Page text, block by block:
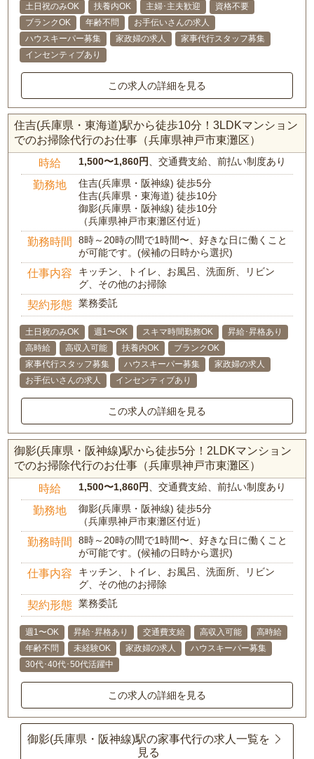
土日祝のみOK 扶養内OK 主婦･主夫歓迎
資格不要
ブランクOK
年齢不問
お手伝いさんの求人
ハウスキーパー募集
家政婦の求人
家事代行スタッフ募集
インセンティブあり
この求人の詳細を見る
住吉(兵庫県・東海道)駅から徒歩10分！3LDKマンション
でのお掃除代行のお仕事（兵庫県神戸市東灘区）
時給 1,500〜1,860円、交通費支給、前払い制度あり
勤務地
住吉(兵庫県・阪神線) 徒歩5分
住吉(兵庫県・東海道) 徒歩10分
御影(兵庫県・阪神線) 徒歩10分
（兵庫県神戸市東灘区付近）
勤務時間
8時～20時の間で1時間〜、好きな日に働くこと
が可能です。(候補の日時から選択)
仕事内容
キッチン、トイレ、お風呂、洗面所、リビン
グ、その他のお掃除
契約形態 業務委託
土日祝のみOK 週1〜OK スキマ時間勤務OK
昇給･昇格あり
高時給
高収入可能 扶養内OK
ブランクOK
家事代行スタッフ募集
ハウスキーパー募集
家政婦の求人
お手伝いさんの求人
インセンティブあり
この求人の詳細を見る
御影(兵庫県・阪神線)駅から徒歩5分！2LDKマンション
でのお掃除代行のお仕事（兵庫県神戸市東灘区）
時給 1,500〜1,860円、交通費支給、前払い制度あり
勤務地
御影(兵庫県・阪神線) 徒歩5分
（兵庫県神戸市東灘区付近）
勤務時間
8時～20時の間で1時間〜、好きな日に働くこと
が可能です。(候補の日時から選択)
仕事内容
キッチン、トイレ、お風呂、洗面所、リビン
グ、その他のお掃除
契約形態 業務委託
週1〜OK 昇給･昇格あり 交通費支給 高収入可能
高時給
年齢不問
未経験OK 家政婦の求人
ハウスキーパー募集
30代･40代･50代活躍中
この求人の詳細を見る
御影(兵庫県・阪神線)駅の家事代行の求人一覧を
見る